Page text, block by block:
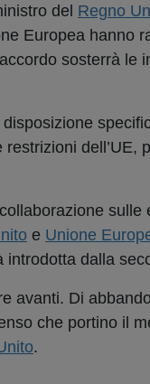
del Regno
Europea hanno
sosterrà le
sulle
e Unione
introdotta dalla
avanti. Di
che portino il
.